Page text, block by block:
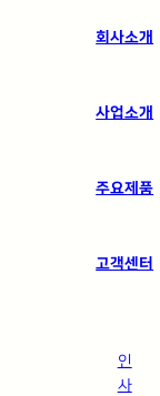
회사소개
사업소개
주요제품
고객센터
인
사